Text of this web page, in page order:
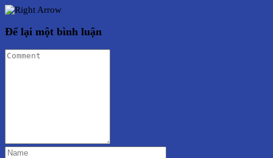
Để lại một bình luận